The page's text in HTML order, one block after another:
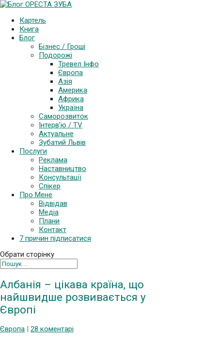
Картель
Книга
Блог
Бізнес / Гроші
Подорожі
Тревел Інфо
Європа
Азія
Америка
Африка
Україна
Саморозвиток
Інтерв’ю / TV
Актуальне
Зубатий Львів
Послуги
Реклама
Наставництво
Консультації
Спікер
Про Мене
Відвідав
Медіа
Плани
Контакт
7 причин підписатися
Обрати сторінку
Албанія – цікава країна, що
найшвидше розвивається у
Європі
Європа 28 коментарі